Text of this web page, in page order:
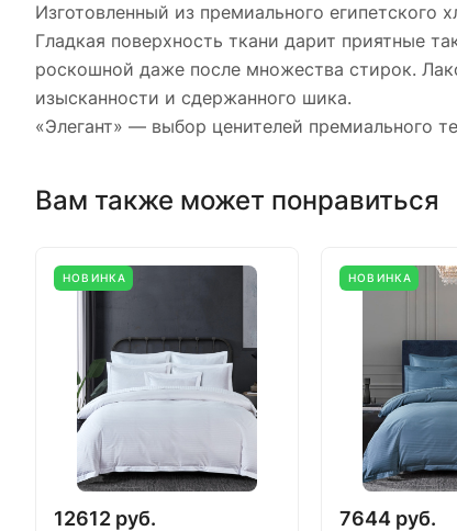
Изготовленный из премиального
Гладкая поверхность ткани дарит приятные
роскошной даже после множества стирок.
изысканности и сдержанного шика.
«Элегант» — выбор ценителей премиального
Вам также может понравиться
НОВИНКА
12612 руб.
НОВИНКА
7644 руб.